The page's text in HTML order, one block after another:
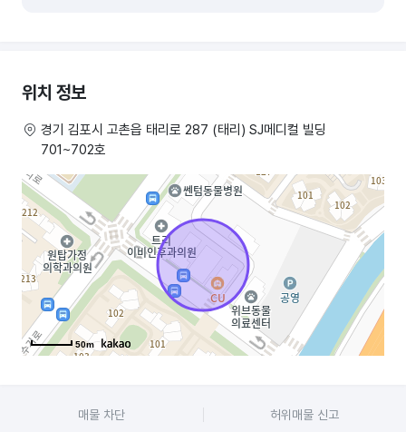
*관리비: 74만원(평당 4,600원)
*주차 가능여부: 자주식 37대, 건물내 약 2~3대 지정 가능, 고객 20분당
1천원, 도보 50m 공용주차장도 활용가능
*이사 가능날짜: 즉시
*문의 연락처: 010-4568-9171
*부동산 설명:
– 고촌읍으로 농어촌 특별전형 지역 우수학생 계속적인 유입 및 유치
경쟁력 보유
757명(600m) 학생 수 많음
위치 정보
경기 김포시 고촌읍 태리로 287 (태리) SJ메디컬 빌딩
701~702호
50m
매물 차단 허위매물 신고